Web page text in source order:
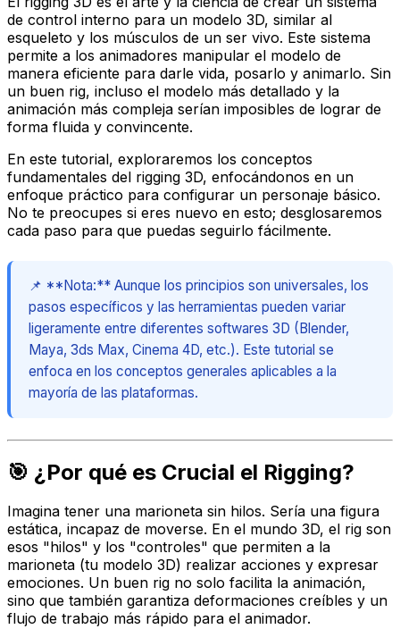
de control interno para un modelo 3D, similar al
esqueleto y los músculos de un ser vivo. Este sistema
permite a los animadores manipular el modelo de
manera eficiente para darle vida, posarlo y animarlo. Sin
un buen rig, incluso el modelo más detallado y la
animación más compleja serían imposibles de lograr de
forma fluida y convincente.
En este tutorial, exploraremos los conceptos
fundamentales del rigging 3D, enfocándonos en un
enfoque práctico para configurar un personaje básico.
No te preocupes si eres nuevo en esto; desglosaremos
cada paso para que puedas seguirlo fácilmente.
📌 **Nota:** Aunque los principios son universales, los
pasos específicos y las herramientas pueden variar
ligeramente entre diferentes softwares 3D (Blender,
Maya, 3ds Max, Cinema 4D, etc.). Este tutorial se
enfoca en los conceptos generales aplicables a la
mayoría de las plataformas.
🎯 ¿Por qué es Crucial el Rigging?
Imagina tener una marioneta sin hilos. Sería una figura
estática, incapaz de moverse. En el mundo 3D, el rig son
esos "hilos" y los "controles" que permiten a la
marioneta (tu modelo 3D) realizar acciones y expresar
emociones. Un buen rig no solo facilita la animación,
sino que también garantiza deformaciones creíbles y un
flujo de trabajo más rápido para el animador.